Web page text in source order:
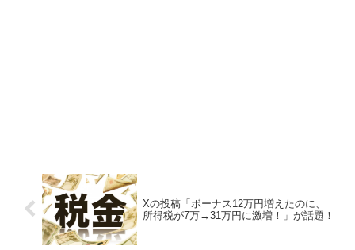
Xの投稿「ボーナス12万円増えたのに、
所得税が7万→31万円に激増！」が話題！